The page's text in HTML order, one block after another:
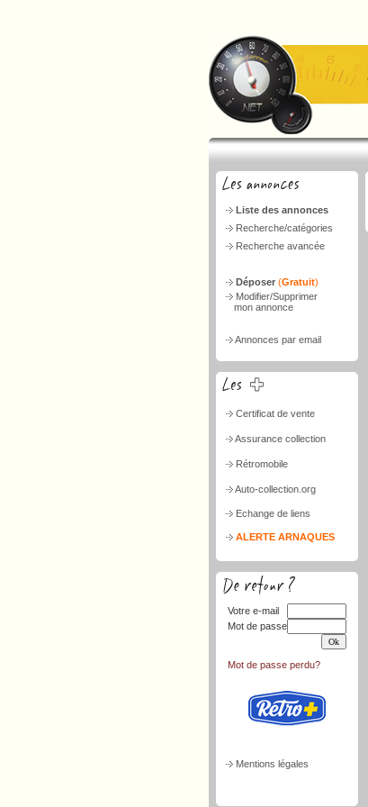
Liste des annonces
Recherche/catégories
Recherche avancée
Déposer (Gratuit)
Modifier/Supprimer
mon annonce
Annonces par email
Certificat de vente
Assurance collection
Rétromobile
Auto-collection.org
Echange de liens
ALERTE ARNAQUES
Votre e-mail
Mot de passe
Mot de passe perdu?
Mentions légales